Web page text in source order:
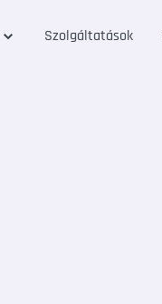
Szolgáltatások